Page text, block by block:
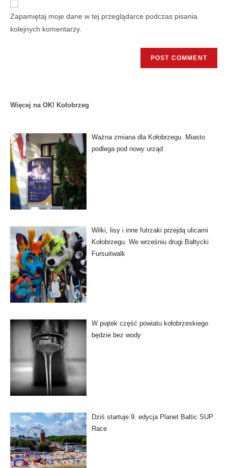
Zapamiętaj moje dane w tej przeglądarce podczas pisania
kolejnych komentarzy.
Więcej na OK! Kołobrzeg
Ważna zmiana dla Kołobrzegu. Miasto
podlega pod nowy urząd
Wilki, lisy i inne futrzaki przejdą ulicami
Kołobrzegu. We wrześniu drugi Bałtycki
Fursuitwalk
W piątek część powiatu kołobrzeskiego
będzie bez wody
Dziś startuje 9. edycja Planet Baltic SUP
Race